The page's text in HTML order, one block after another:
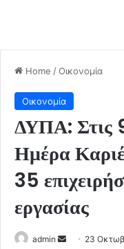
Home /Οικονομία
Οικονομία
ΔΥΠΑ: Στις
Ημέρα
35
εργασίας
admin
Send 23